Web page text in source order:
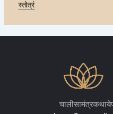
स्तोत्रं
चालीसामंत्रकथाये